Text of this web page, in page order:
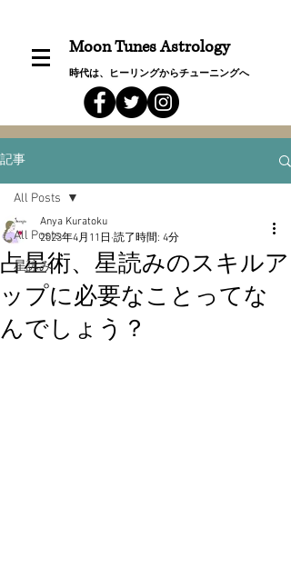
Moon Tunes Astrology
時代は、ヒーリングからチューニングへ
記事
All Posts
星詠み
All Posts
占星術、星読みのスキルア
ップに必要なことってな
んでしょう？
Anya Kuratoku
2023年4月11日 読了時間: 4分